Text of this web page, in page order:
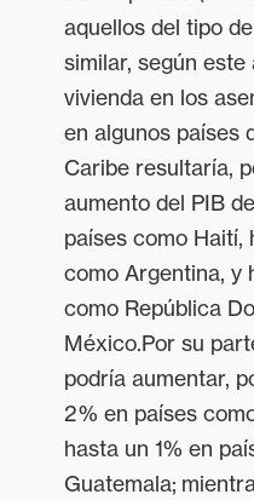
aquellos del tipo
similar, según
vivienda en los
en algunos países
Caribe resultaría,
aumento del PIB
países como Haití,
como Argentina, y
como República
México.Por su
podría aumentar,
2% en países
hasta un 1% en
Guatemala;